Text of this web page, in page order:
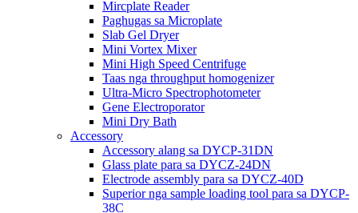
Mircplate Reader
Paghugas sa Microplate
Slab Gel Dryer
Mini Vortex Mixer
Mini High Speed ​​Centrifuge
Taas nga throughput homogenizer
Ultra-Micro Spectrophotometer
Gene Electroporator
Mini Dry Bath
Accessory
Accessory alang sa DYCP-31DN
Glass plate para sa DYCZ-24DN
Electrode assembly para sa DYCZ-40D
Superior nga sample loading tool para sa DYCP-
38C